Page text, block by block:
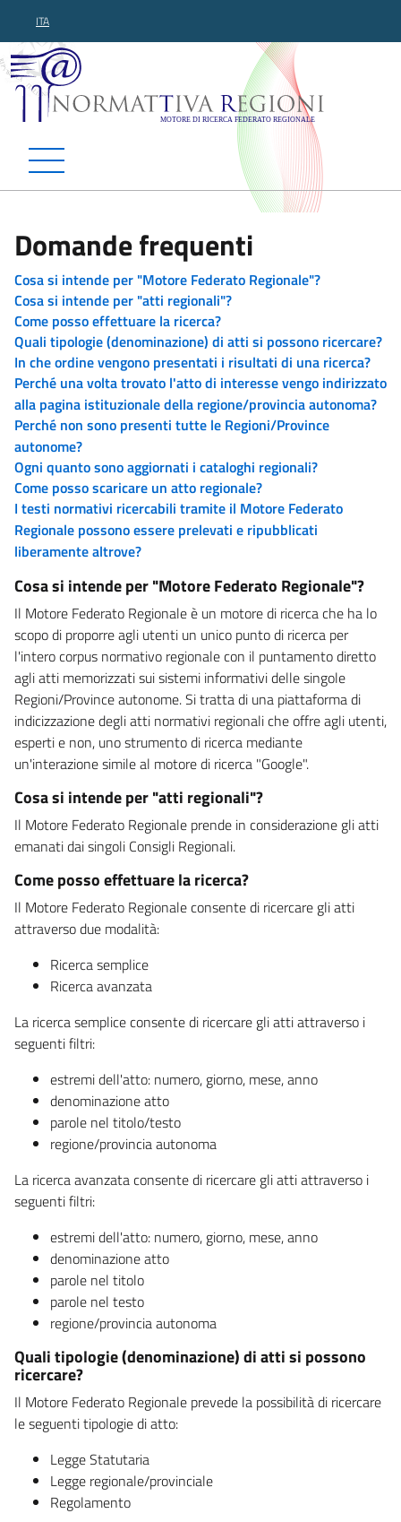
ITA
Normattiva Regioni -
Domande frequenti
Cosa si intende per "Motore Federato Regionale"?
Cosa si intende per "atti regionali"?
Come posso effettuare la ricerca?
Quali tipologie (denominazione) di atti si possono ricercare?
In che ordine vengono presentati i risultati di una ricerca?
Perché una volta trovato l'atto di interesse vengo indirizzato
alla pagina istituzionale della regione/provincia autonoma?
Perché non sono presenti tutte le Regioni/Province
autonome?
Ogni quanto sono aggiornati i cataloghi regionali?
Come posso scaricare un atto regionale?
I testi normativi ricercabili tramite il Motore Federato
Regionale possono essere prelevati e ripubblicati
liberamente altrove?
Cosa si intende per "Motore Federato Regionale"?
Il Motore Federato Regionale è un motore di ricerca che ha lo
scopo di proporre agli utenti un unico punto di ricerca per
l'intero corpus normativo regionale con il puntamento diretto
agli atti memorizzati sui sistemi informativi delle singole
Regioni/Province autonome. Si tratta di una piattaforma di
indicizzazione degli atti normativi regionali che offre agli utenti,
esperti e non, uno strumento di ricerca mediante
un'interazione simile al motore di ricerca "Google".
Cosa si intende per "atti regionali"?
Il Motore Federato Regionale prende in considerazione gli atti
emanati dai singoli Consigli Regionali.
Come posso effettuare la ricerca?
Il Motore Federato Regionale consente di ricercare gli atti
attraverso due modalità:
Ricerca semplice
Ricerca avanzata
La ricerca semplice consente di ricercare gli atti attraverso i
seguenti filtri:
estremi dell'atto: numero, giorno, mese, anno
denominazione atto
parole nel titolo/testo
regione/provincia autonoma
La ricerca avanzata consente di ricercare gli atti attraverso i
seguenti filtri:
estremi dell'atto: numero, giorno, mese, anno
denominazione atto
parole nel titolo
parole nel testo
regione/provincia autonoma
Quali tipologie (denominazione) di atti si possono
ricercare?
Il Motore Federato Regionale prevede la possibilità di ricercare
le seguenti tipologie di atto:
Legge Statutaria
Legge regionale/provinciale
Regolamento